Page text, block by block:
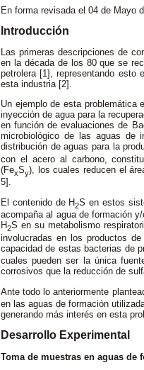
En forma revisada el 04 de Mayo
Introducción
Las primeras descripciones de
en la década de los 80 que se
petrolera [1], representando
esta industria [2].
Un ejemplo de esta problemática
inyección de agua para la
en función de evaluaciones de
microbiológico de las aguas de
distribución de aguas para la
con el acero al carbono,
(FexSy), los cuales reducen el
5].
El contenido de H2S en estos
acompaña al agua de formación
H2S en su metabolismo
involucradas en los productos
capacidad de estas bacterias de
cuales pueden ser la única
corrosivos que la reducción de
Ante todo lo anteriormente
en las aguas de formación
generando más interés en esta
Desarrollo Experimental
Toma de muestras en aguas de